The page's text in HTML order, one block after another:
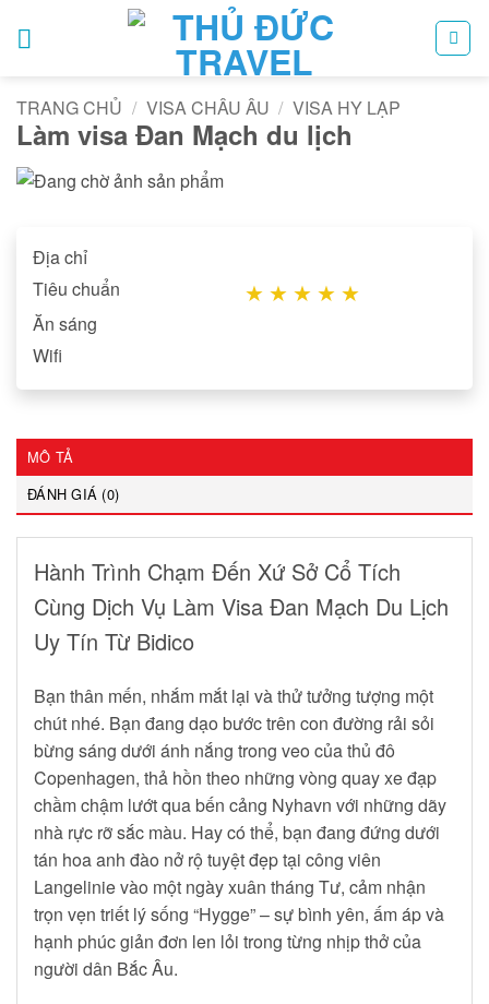
qua
TRANG CHỦ / VISA CHÂU ÂU / VISA HY LẠP
Làm visa Đan Mạch du lịch
Địa chỉ
Tiêu chuẩn
★ ★ ★ ★ ★
Ăn sáng
Wifi
MÔ TẢ
ĐÁNH GIÁ (0)
Hành Trình Chạm Đến Xứ Sở Cổ Tích
Cùng Dịch Vụ Làm Visa Đan Mạch Du Lịch
Uy Tín Từ Bidico
Bạn thân mến, nhắm mắt lại và thử tưởng tượng một
chút nhé. Bạn đang dạo bước trên con đường rải sỏi
bừng sáng dưới ánh nắng trong veo của thủ đô
Copenhagen, thả hồn theo những vòng quay xe đạp
chầm chậm lướt qua bến cảng Nyhavn với những dãy
nhà rực rỡ sắc màu. Hay có thể, bạn đang đứng dưới
tán hoa anh đào nở rộ tuyệt đẹp tại công viên
Langelinie vào một ngày xuân tháng Tư, cảm nhận
trọn vẹn triết lý sống “Hygge” – sự bình yên, ấm áp và
hạnh phúc giản đơn len lỏi trong từng nhịp thở của
người dân Bắc Âu.